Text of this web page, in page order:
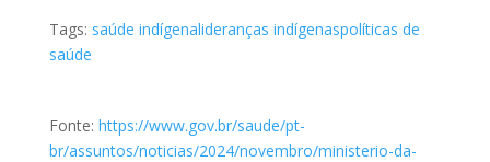
Tags: saúde indígenalideranças indígenaspolíticas de
saúde
Fonte: https://www.gov.br/saude/pt-
br/assuntos/noticias/2024/novembro/ministerio-da-